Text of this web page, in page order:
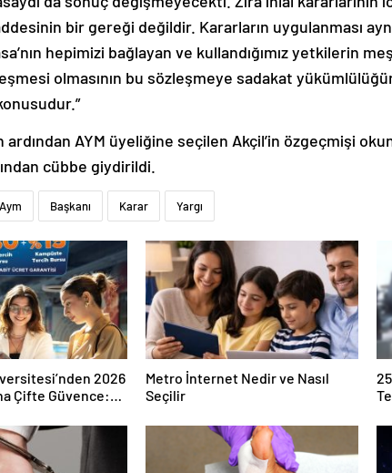
bir gereği değildir. Kararların uygulanması
hepimizi bağlayan ve kullandığımız yetkilerin
olmasının bu sözleşmeye sadakat
ardından AYM üyeliğine seçilen Akçil’in özgeçmişi
cübbe giydirildi.
Aym Başkanı Karar Yargı
2026
Çifte Güvence:
Metro İnternet Nedir ve Nasıl
Seçilir